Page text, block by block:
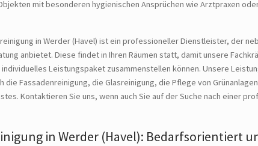
mit besonderen hygienischen Ansprüchen wie Arztpraxen
in Werder (Havel) ist ein professioneller Dienstleister, der
anbietet. Diese findet in Ihren Räumen statt, damit unsere
Leistungspaket zusammenstellen können. Unsere
die Fassadenreinigung, die Glasreinigung, die Pflege von
Kontaktieren Sie uns, wenn auch Sie auf der Suche nach einer
in Werder (Havel): Bedarfsorientiert